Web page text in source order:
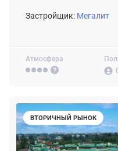
Атмосфера
Застройщик: Мегалит
ВТОРИЧНЫЙ РЫНОК